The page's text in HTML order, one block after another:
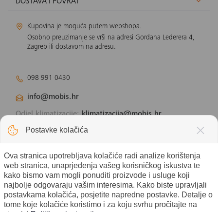
Kupovina je moguća putem webshopa.
Osobno preuzimanje se vrši na adresi Gordana Lederera 4,
Zagreb ili dostavom na adresu.
098 991 0430
info@mobis.hr
Odjel klimatizacije:klimatizacija@mobis.hr
Odjel solarnih panela:
Postavke kolačića
Ova stranica upotrebljava kolačiće radi analize korištenja
web stranica, unaprjeđenja vašeg korisničkog iskustva te
kako bismo vam mogli ponuditi proizvode i usluge koji
najbolje odgovaraju vašim interesima. Kako biste upravljali
postavkama kolačića, posjetite napredne postavke. Detalje o
tome koje kolačiće koristimo i za koju svrhu pročitajte na